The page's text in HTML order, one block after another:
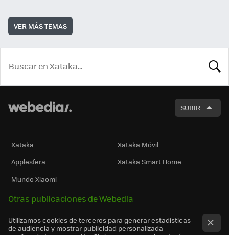
VER MÁS TEMAS
SUBIR
Xataka
Xataka Móvil
Applesfera
Xataka Smart Home
Mundo Xiaomi
Otras publicaciones de Webedia
Utilizamos cookies de terceros para generar estadísticas
de audiencia y mostrar publicidad personalizada